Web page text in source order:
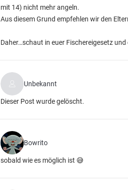
mit 14) nicht mehr angeln.
Aus diesem Grund empfehlen wir den
Daher…schaut in euer Fischereigesetz
Unbekannt
Dieser Post wurde gelöscht.
Bowrito
sobald wie es möglich ist 😅